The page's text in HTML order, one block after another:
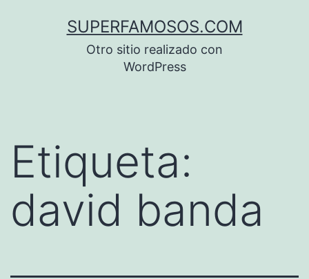
SUPERFAMOSOS.COM
Otro sitio realizado con
WordPress
Etiqueta:
david banda